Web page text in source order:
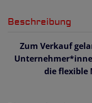
Beschreibung
Zum Verkauf
die flexible